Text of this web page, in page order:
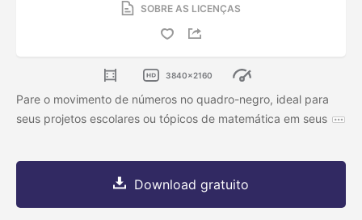
SOBRE AS LICENÇAS
3840x2160
Pare o movimento de números no quadro-negro, ideal para
seus projetos escolares ou tópicos de matemática em seus
Download gratuito